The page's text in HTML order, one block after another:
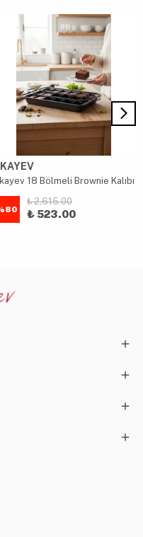
18 Bölmeli Brownie Kalıbı
80
₺ 2,615.00
₺ 523.00